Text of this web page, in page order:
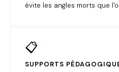
évite les angles morts que
📋
SUPPORTS